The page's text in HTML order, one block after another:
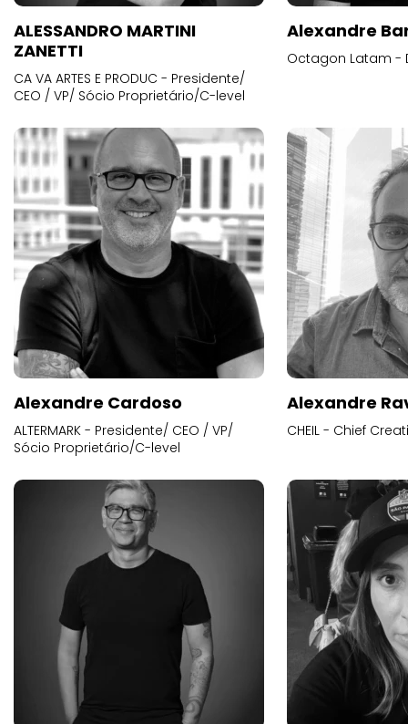
ALESSANDRO MARTINI
ZANETTI
CA VA ARTES E PRODUC - Presidente/
CEO / VP/ Sócio Proprietário/C-level
Alexandre
Octagon Latam -
Alexandre Cardoso
ALTERMARK - Presidente/ CEO / VP/
Sócio Proprietário/C-level
Alexandre
CHEIL - Chief